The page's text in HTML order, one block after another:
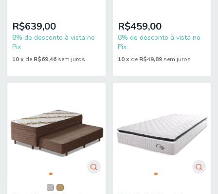
R$639,00
8% de desconto à vista no
Pix
10x de R$69,46 sem juros
R$459,00
8% de desconto à vista no
Pix
10 x de R$49,89 sem juros